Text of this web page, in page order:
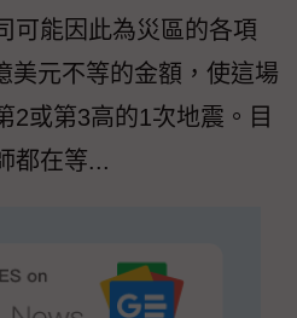
可能因此為災區的各項
美元不等的金額，使這場
2或第3高的1次地震。目
都在等...